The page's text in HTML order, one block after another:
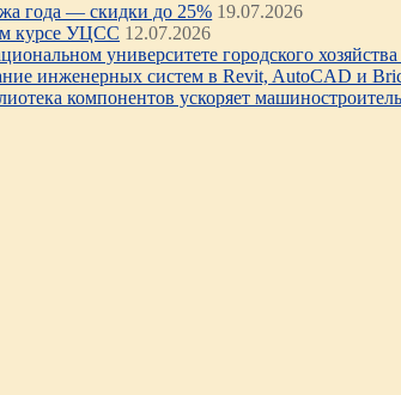
года — скидки до 25% 19.07.2026
курсе УЦСС 12.07.2026
университете городского
инженерных систем в Revit, AutoCAD и
компонентов ускоряет